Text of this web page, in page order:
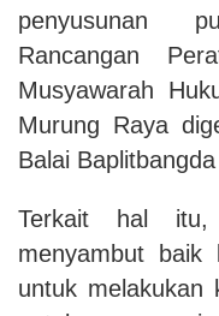
penyusunan
Rancangan
Musyawarah
Murung Raya
Balai
Terkait hal itu,
menyambut baik
untuk melakukan